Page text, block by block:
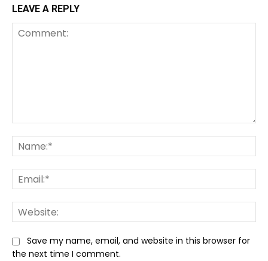
LEAVE A REPLY
Save my name, email, and website in this browser for
the next time I comment.